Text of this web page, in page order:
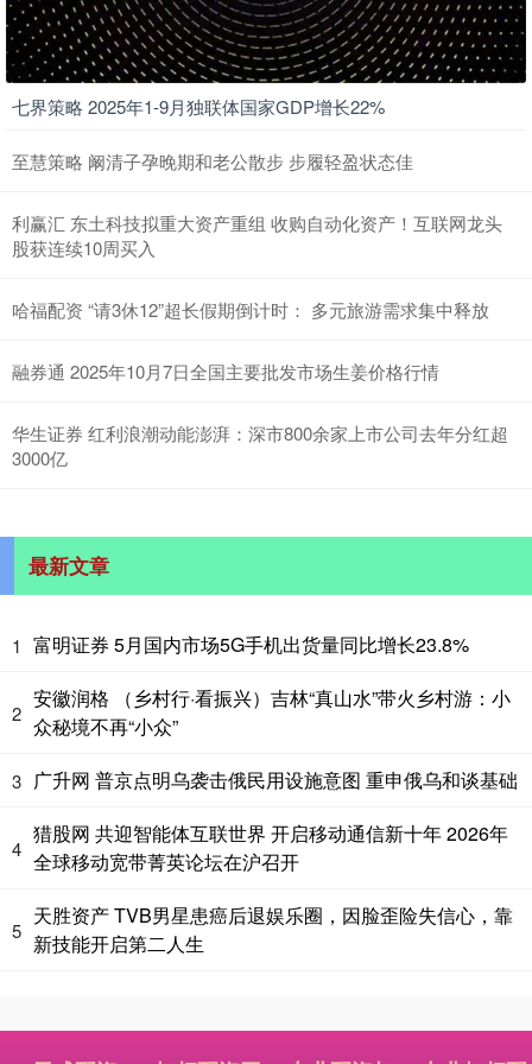
七界策略 2025年1-9月独联体国家GDP增长22%
至慧策略 阚清子孕晚期和老公散步 步履轻盈状态佳
利赢汇 东土科技拟重大资产重组 收购自动化资产！互联网龙头
股获连续10周买入
哈福配资 “请3休12”超长假期倒计时： 多元旅游需求集中释放
融券通 2025年10月7日全国主要批发市场生姜价格行情
华生证券 红利浪潮动能澎湃：深市800余家上市公司去年分红超
3000亿
最新文章
1 富明证券 5月国内市场5G手机出货量同比增长23.8%
2
安徽润格 （乡村行·看振兴）吉林“真山水”带火乡村游：小
众秘境不再“小众”
3 广升网 普京点明乌袭击俄民用设施意图 重申俄乌和谈基础
4
猎股网 共迎智能体互联世界 开启移动通信新十年 2026年
全球移动宽带菁英论坛在沪召开
5
天胜资产 TVB男星患癌后退娱乐圈，因脸歪险失信心，靠
新技能开启第二人生